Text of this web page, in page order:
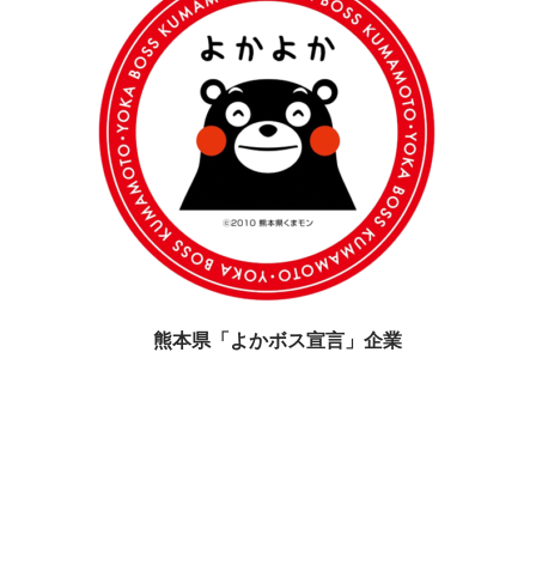
熊本県「よかボス宣言」企業